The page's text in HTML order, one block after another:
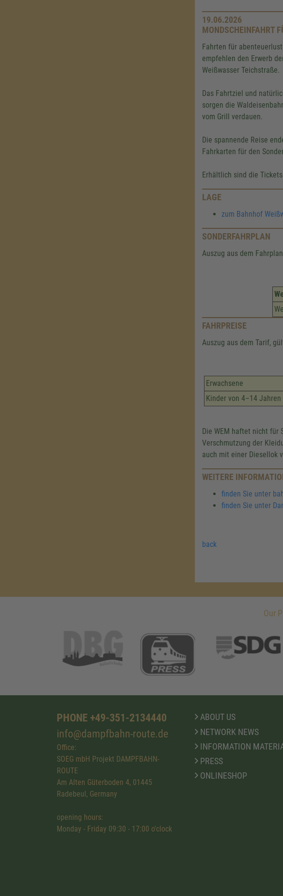
19.06.2026
MONDSCHEINFAHRT
Fahrten für
empfehlen den Erwerb
Weißwasser Teichstraße.
Das Fahrtziel und
sorgen die
vom Grill verdauen.
Die spannende Reise
Fahrkarten für den
Erhältlich sind die
LAGE
zum Bahnhof
SONDERFAHRPLAN
Auszug aus dem
FAHRPREISE
Auszug aus dem Tarif,
Erwachsene
Kinder von 4–14 Jahren
Die WEM haftet nicht für
Verschmutzung der
auch mit einer Diesellok
WEITERE
finden Sie unter
finden Sie unter
back
Our
PHONE +49-351-2134440
info@dampfbahn-route.de
Office:
SOEG mbH Projekt DAMPFBAHN-
ROUTE
Am Alten Güterboden 4, 01445
Radebeul, Germany
opening hours:
Monday - Friday 09:30 - 17:00 o'clock
ABOUT US
NETWORK NEWS
INFORMATION
PRESS
ONLINESHOP